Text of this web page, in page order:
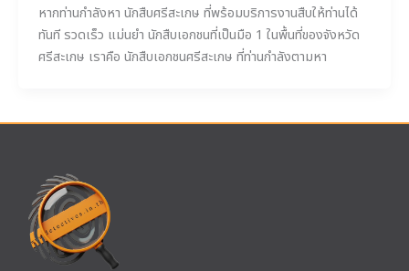
หากท่านกำลังหา นักสืบศรีสะเกษ ที่พร้อมบริการงานสืบให้ท่านได้
ทันที รวดเร็ว แม่นยำ นักสืบเอกชนที่เป็นมือ 1 ในพื้นที่ของจังหวัด
ศรีสะเกษ เราคือ นักสืบเอกชนศรีสะเกษ ที่ท่านกำลังตามหา